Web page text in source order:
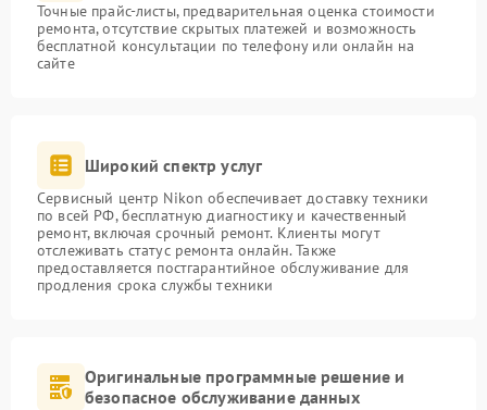
Точные прайс-листы, предварительная оценка стоимости
ремонта, отсутствие скрытых платежей и возможность
бесплатной консультации по телефону или онлайн на
сайте
Широкий спектр услуг
Сервисный центр Nikon обеспечивает доставку техники
по всей РФ, бесплатную диагностику и качественный
ремонт, включая срочный ремонт. Клиенты могут
отслеживать статус ремонта онлайн. Также
предоставляется постгарантийное обслуживание для
продления срока службы техники
Оригинальные программные решение и
безопасное обслуживание данных